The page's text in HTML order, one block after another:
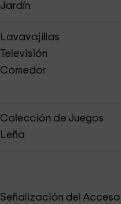
Jardín
Lavavajillas
Televisión
Comedor
Colección de Juegos
Leña
Señalización del Acceso